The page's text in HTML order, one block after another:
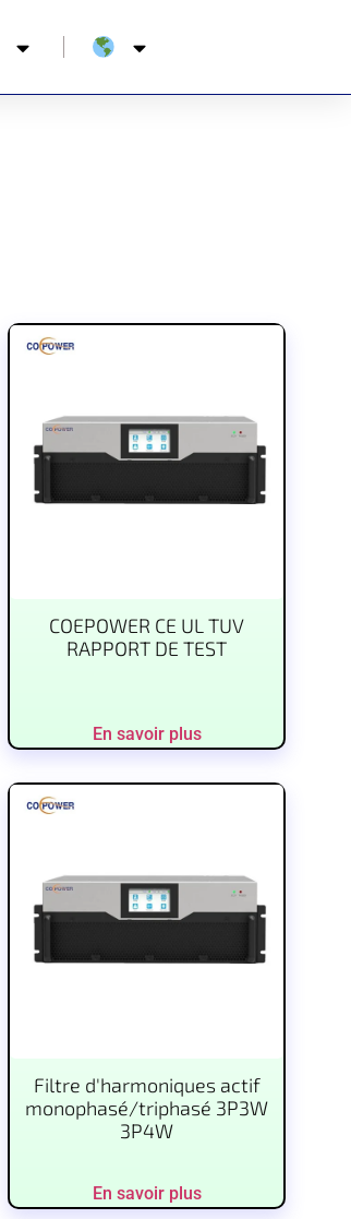
COEPOWER CE UL TUV
RAPPORT DE TEST
En savoir plus
Filtre d'harmoniques actif
monophasé/triphasé 3P3W
3P4W
En savoir plus